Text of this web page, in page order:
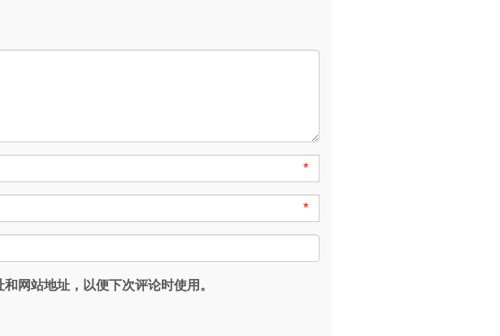
*
*
网站地址，以便下次评论时使用。